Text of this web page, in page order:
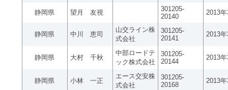
静岡県 望月 友視
301205-
20140
2013
静岡県 中川 恵司
山交ライン株
式会社
301205-
20141
2013
静岡県 大村 千秋
中部ロードテ
ック株式会社
301205-
20144
2013
静岡県 小林 一正
エース交安株
式会社
301205-
20168
2013